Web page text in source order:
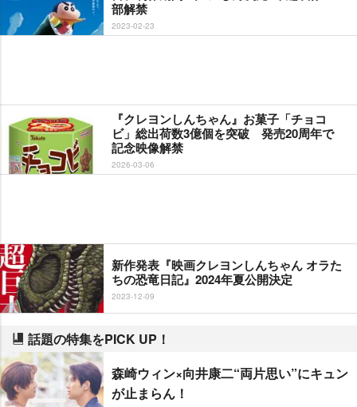
部解禁
2023-02-23
『クレヨンしんちゃん』お菓子「チョコ
ビ」総出荷数3億個を突破 発売20周年で
記念映像解禁
2026-03-06
新作発表『映画クレヨンしんちゃん オラた
ちの恐竜日記』2024年夏公開決定
2023-12-09
話題の特集をPICK UP！
森崎ウィン×向井康二“両片思い”にキュン
が止まらん！